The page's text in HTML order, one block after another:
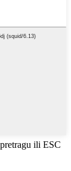
ili ESC